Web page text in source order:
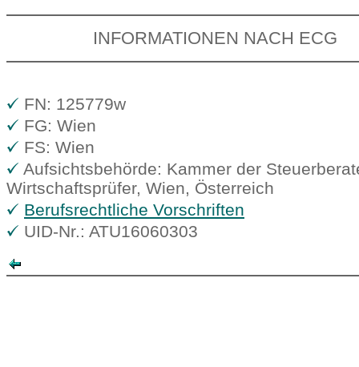
INFORMATIONEN NACH ECG
FN: 125779w
FG: Wien
FS: Wien
Aufsichtsbehörde: Kammer der
Wirtschaftsprüfer, Wien, Österreich
Berufsrechtliche Vorschriften
UID-Nr.: ATU16060303